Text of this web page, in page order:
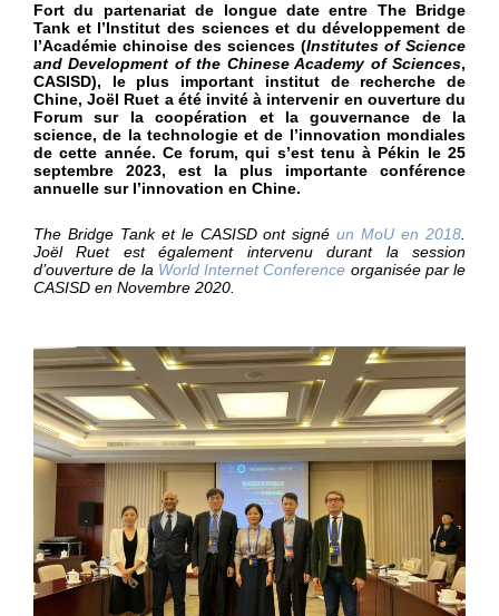
Fort du partenariat de longue date entre The Bridge
Tank et l’Institut des sciences et du développement de
l’Académie chinoise des sciences (Institutes of Science
and Development of the Chinese Academy of Sciences,
CASISD), le plus important institut de recherche de
Chine, Joël Ruet a été invité à intervenir en ouverture du
Forum sur la coopération et la gouvernance de la
science, de la technologie et de l’innovation mondiales
de cette année. Ce forum, qui s’est tenu à Pékin le 25
septembre 2023, est la plus importante conférence
annuelle sur l’innovation en Chine.
The Bridge Tank et le CASISD ont signéun MoU en 2018.
Joël Ruet est également intervenu durant la session
d’ouverture de la World Internet Conference organisée par le
CASISD en Novembre 2020.